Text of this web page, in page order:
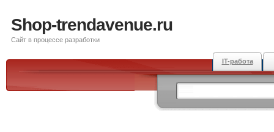
Shop-trendavenue.ru
Сайт в процессе разработки
IT-работа